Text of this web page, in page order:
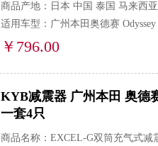
商品产地：日本 中国 泰国 马来西
适用车型：广州本田奥德赛
￥796.00
KYB减震器 广州本田 奥德
一套4只
商品名称：EXCEL-G双筒充气式减